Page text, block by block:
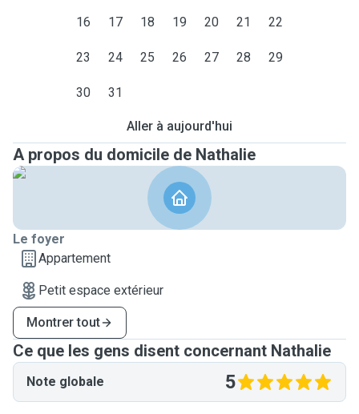
16 17 18 19 20 21 22
23 24 25 26 27 28 29
30 31
Aller à aujourd'hui
A propos du domicile de Nathalie
Le foyer
Appartement
Petit espace extérieur
Montrer tout
Ce que les gens disent concernant Nathalie
Note globale 5